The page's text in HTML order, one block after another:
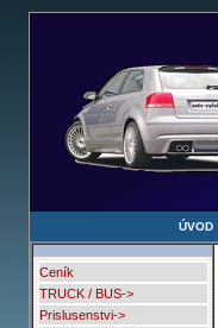
ÚVOD
Ceník
TRUCK / BUS->
Prislusenstvi->